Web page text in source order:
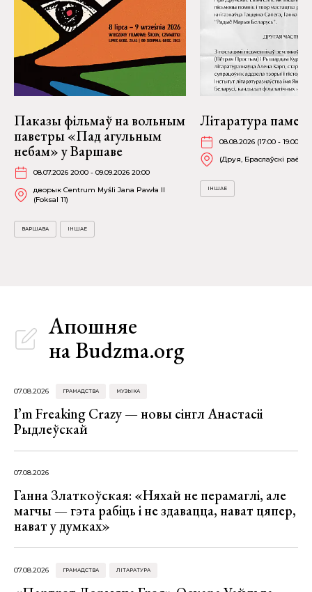
Паказы фільмаў на вольным
паветры «Пад агульным
небам» у Варшаве
08.07.2026 20:00 - 09.09.2026 20:00
дворык Centrum Myśli Jana Pawła II
(Foksal 11)
ВАРШАВА ІНШАЕ
Літаратура
08.08.2026 (17:00 - 19:00)
(Друя, Браслаўскі раён)
ІНШАЕ
Апошняе
на Budzma.org
07.08.2026 ГРАМАДСТВА МУЗЫКА
I’m Freaking Crazy — новы сінгл Анастасіі
Рыдлеўскай
07.08.2026
Ганна Златкоўская: «Няхай не перамаглі, але
магчы — гэта рабіць і не здавацца, нават цяпер,
нават у думках»
07.08.2026 ГРАМАДСТВА ЛІТАРАТУРА